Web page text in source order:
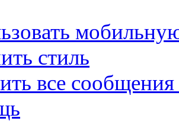
стиль
все